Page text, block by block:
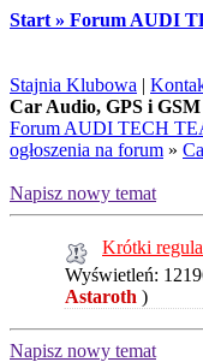
Start » Forum AUDI
Stajnia Klubowa |
Car Audio, GPS i GSM
Forum AUDI TECH
ogłoszenia na forum »
Napisz nowy temat
Krótki
Wyświetleń:
Astaroth )
Napisz nowy temat